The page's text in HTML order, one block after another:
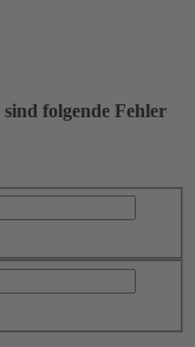
folgende Fehler